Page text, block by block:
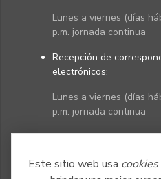
Este sitio web usa cookies
Lunes a viernes (días
p.m. jornada continua
Recepción de
electrónicos:
Lunes a viernes (días
p.m. jornada continua